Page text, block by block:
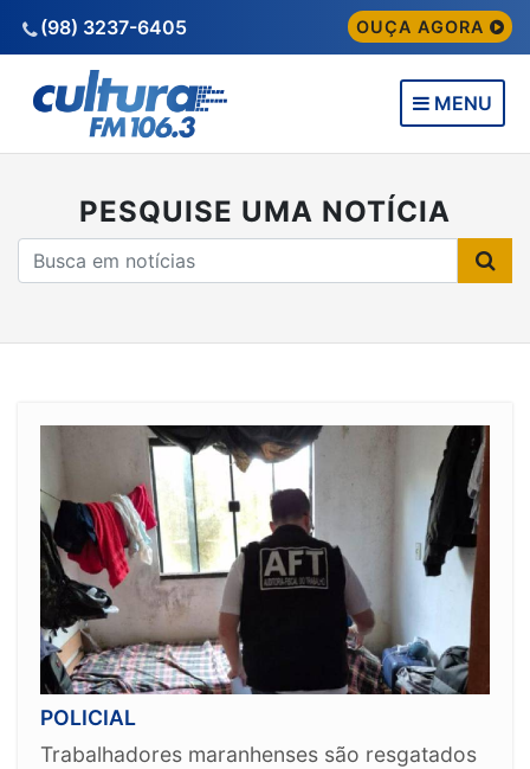
(98) 3237-6405 OUÇA AGORA
MENU
PESQUISE UMA NOTÍCIA
POLICIAL
Trabalhadores maranhenses são resgatados